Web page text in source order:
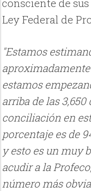
Ley Federal de
"Estamos
estamos
arriba de las
conciliación en
porcentaje es de
y esto es un muy
acudir a la
número más